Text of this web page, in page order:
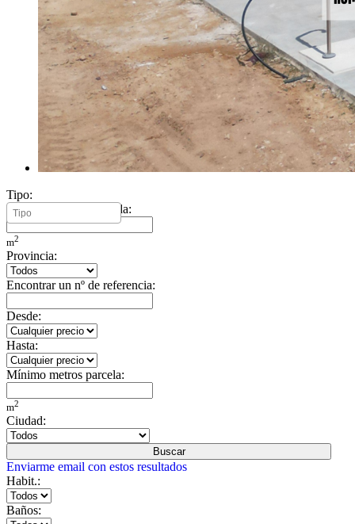
Tipo:
Mínimo metros vivienda:
m2
Provincia:
Encontrar un nº de referencia:
Desde:
Hasta:
Mínimo metros parcela:
m2
Ciudad:
Buscar
Enviarme email con estos resultados
Habit.:
Baños: